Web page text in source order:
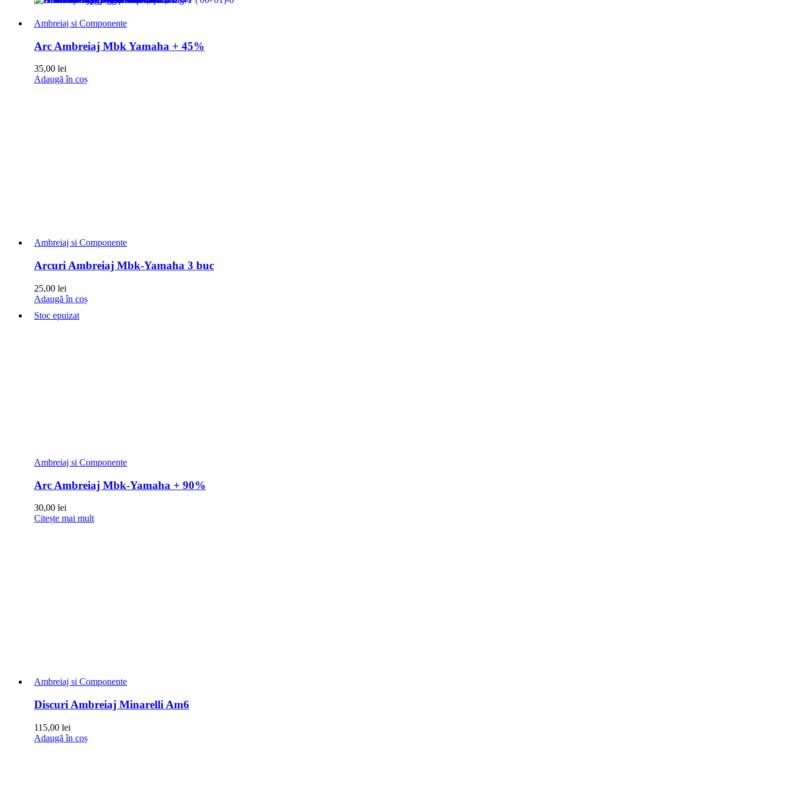
Ambreiaj si Componente
Arc Ambreiaj Mbk Yamaha + 45%
35,00 lei
Adaugă în coș
Ambreiaj si Componente
Arcuri Ambreiaj Mbk-Yamaha 3 buc
25,00 lei
Adaugă în coș
Stoc epuizat
Ambreiaj si Componente
Arc Ambreiaj Mbk-Yamaha + 90%
30,00 lei
Citește mai mult
Ambreiaj si Componente
Discuri Ambreiaj Minarelli Am6
115,00 lei
Adaugă în coș